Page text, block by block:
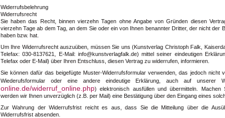
Widerrufsbelehrung
Widerrufsrecht
Sie haben das Recht, binnen vierzehn Tagen ohne Angabe von Gründen diesen
vierzehn Tage ab dem Tag, an dem Sie oder ein von Ihnen benannter Dritter, der nicht der
haben bzw. hat.
Um Ihre Widerrufsrecht auszuüben, müssen Sie uns(Kunstverlag Christoph Falk,
Telefax: 030-8137621, E-Mail: info@kunstverlagfalk.de) mittel seiner eindeutigen
Telefax oder E-Mail) über Ihren Entschluss, diesen Vertrag zu widerrufen, informieren.
Sie können dafür das beigefügte Muster-Widerrufsformular verwenden, das jedoch nicht
Wiederufsformular oder eine andere eindeutige Erklärung, auch auf unserer
online.de/widerruf_online.php) elektronisch ausfüllen und übermitteln.
werden wir Ihnen unverzüglich (z.B. per Mail) eine Bestätigung über den Eingang eines
Zur Wahrung der Widerrufsfrist reicht es aus, dass Sie die Mitteilung über die
Widerrufsfrist absenden.